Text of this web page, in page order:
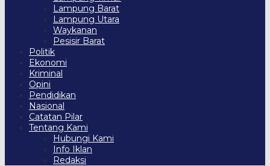
Lampung Barat
Lampung Utara
Waykanan
Pesisir Barat
Politik
Ekonomi
Kriminal
Opini
Pendidikan
Nasional
Catatan Pilar
Tentang Kami
Hubungi Kami
Info Iklan
Redaksi